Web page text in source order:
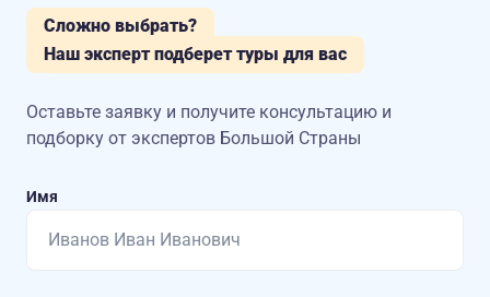
Сложно выбрать?
Наш эксперт подберет туры для вас
Оставьте заявку и получите консультацию и
подборку от экспертов Большой Страны
Имя